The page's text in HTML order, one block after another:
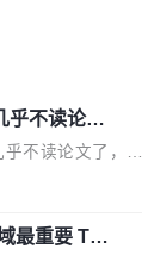
乎不读论文
不读论文了，而
充斥着大量过
员 Keller Jorda
不是在说风凉
最重要 Top